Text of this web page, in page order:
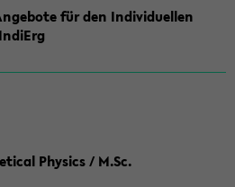
für den Individuellen
Physics / M.Sc.